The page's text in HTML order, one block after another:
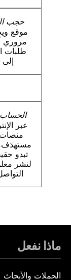
حجب
موقع
مروري
طلبات
عبر
منصات
مستهدَف.
تبدو
لنشر
ماذا نفعل
الحملات والأبحاث